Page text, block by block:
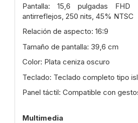
Pantalla: 15,6 pulgadas FHD
antirreflejos, 250 nits, 45% NTSC
Relación de aspecto: 16:9
Tamaño de pantalla: 39,6 cm
Color: Plata ceniza oscuro
Teclado: Teclado completo tipo
Panel táctil: Compatible con
Multimedia